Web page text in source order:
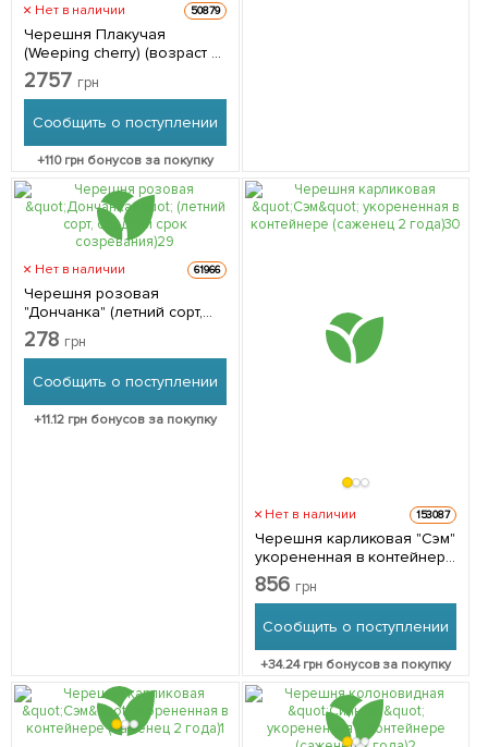
Нет в наличии 50879
Черешня Плакучая
(Weeping cherry) (возраст от
2-х лет, высота 150-190см) 1
шт в упаковке
2757 грн
Сообщить о поступлении
+110грн бонусов за покупку
Нет в наличии 61966
Черешня розовая
"Дончанка" (летний сорт,
средний срок созревания)
1 саженец в упаковке
278 грн
Сообщить о поступлении
+11.12грн бонусов за покупку
Нет в наличии 153087
Черешня карликовая "Сэм"
укорененная в контейнере
(саженец 2 года) 1 саженец
в упаковке
856 грн
Сообщить о поступлении
+34.24грн бонусов за покупку